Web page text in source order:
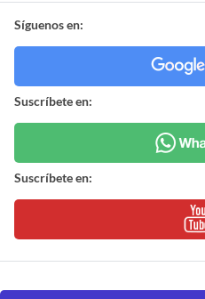
Síguenos en:
Suscríbete en:
Suscríbete en: